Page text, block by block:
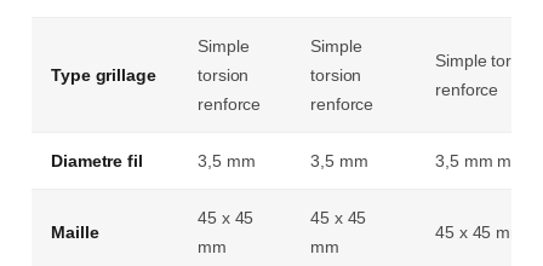
Type grillage
Simple
torsion
renforce
Simple
torsion
renforce
Simple torsion
renforce
Diametre fil 3,5 mm 3,5 mm 3,5 mm min
Maille
45 x 45
mm
45 x 45
mm
45 x 45 mm